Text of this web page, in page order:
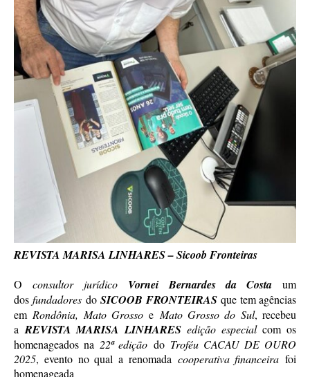
REVISTA MARISA LINHARES – Sicoob Fronteiras
Oconsultorjurídico Vornei Bernardes da Costaum
dosfundadores do SICOOB FRONTEIRASque tem agências
em Rondônia, Mato Grosso e Mato Grosso do Sul, recebeu
a REVISTA MARISA LINHARES edição especialcom os
homenageados na 22ª edição do Troféu CACAU DE OURO
2025, evento no qual a renomada cooperativa financeira foi
homenageada